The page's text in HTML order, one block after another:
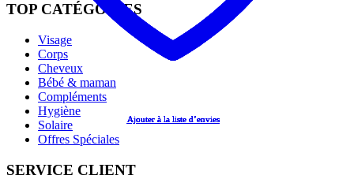
Ajouter à la liste d’envies
Ajouter à la liste d’envies
Ajouter à la liste d’envies
Ajouter à la liste d’envies
Ajouter à la liste d’envies
TOP CATÉGORIES
Visage
Corps
Cheveux
Bébé & maman
Compléments
Hygiène
Solaire
Offres Spéciales
SERVICE CLIENT